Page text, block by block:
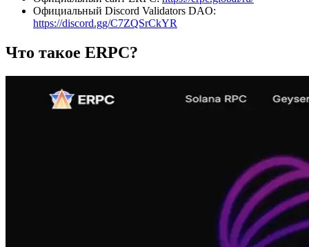
Официальный Discord Validators DAO:
https://discord.gg/C7ZQSrCkYR
Что такое ERPC?